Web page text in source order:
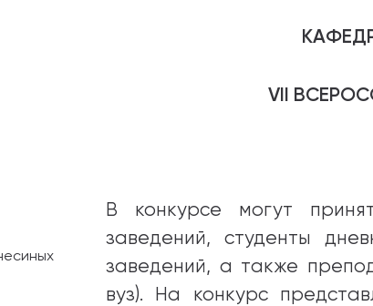
Контакты приемной комиссии
VII
В конкурсе могут
заведений, студенты
заведений, а также
вуз). На конкурс